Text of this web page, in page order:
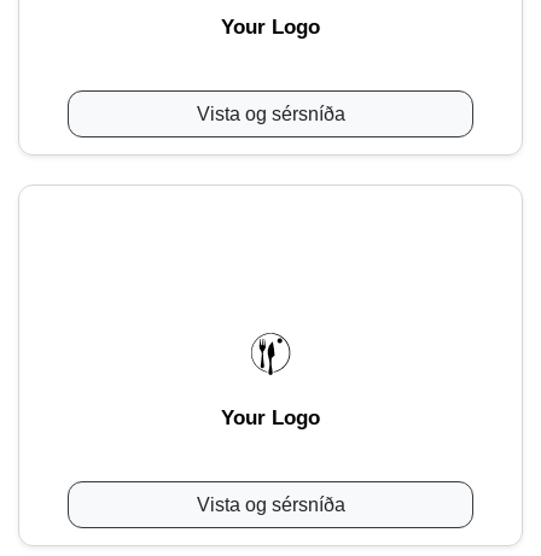
Your Logo
Vista og sérsníða
Your Logo
Vista og sérsníða